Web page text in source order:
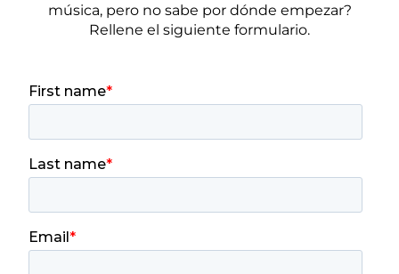
música, pero no sabe por dónde empezar?
Rellene el siguiente formulario.